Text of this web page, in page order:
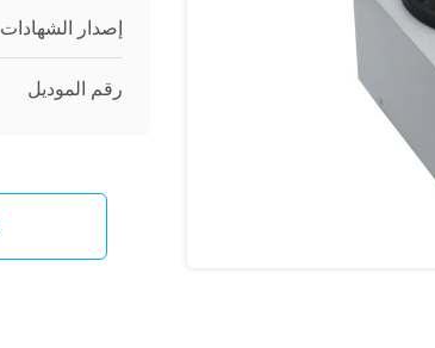
إصدار الشهادات
رقم الموديل